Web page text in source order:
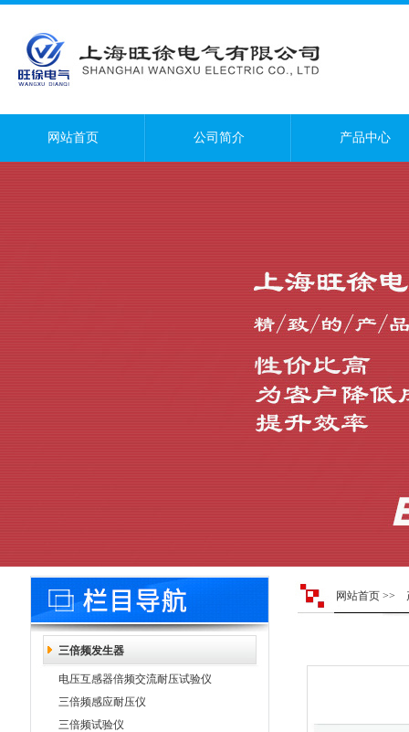
网站首页 公司简介 产品中心
三倍频发生器
电压互感器倍频交流耐压试验仪
三倍频感应耐压仪
三倍频试验仪
网站首页 >>